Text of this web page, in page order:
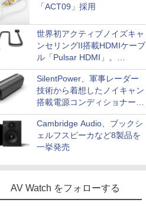
「ACT09」採用
世界初アクティブノイズキャ
ンセリングII搭載HDMIケーブ
ル「Pulsar HDMI」。
SilentPowerから
SilentPower、軍事レーダー
技術から着想したノイキャン
搭載電源コンディショナー
「AC iPurifier2」
Cambridge Audio、ブックシ
ェルフスピーカなど8製品を
一挙発売
AV Watch をフォローする